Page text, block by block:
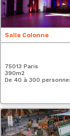
Salle Colonne
75013 Paris
390m2
De 40 à 300